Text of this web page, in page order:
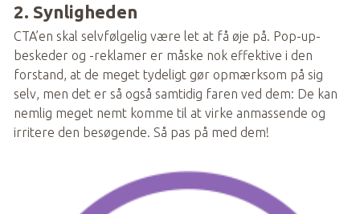
2. Synligheden
CTA’en skal selvfølgelig være let at få øje på. Pop-up-
beskeder og -reklamer er måske nok effektive i den
forstand, at de meget tydeligt gør opmærksom på sig
selv, men det er så også samtidig faren ved dem: De kan
nemlig meget nemt komme til at virke anmassende og
irritere den besøgende. Så pas på med dem!